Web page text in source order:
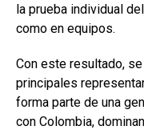
la prueba individual
como en equipos.
Con este resultado,
principales
forma parte de una
con Colombia,